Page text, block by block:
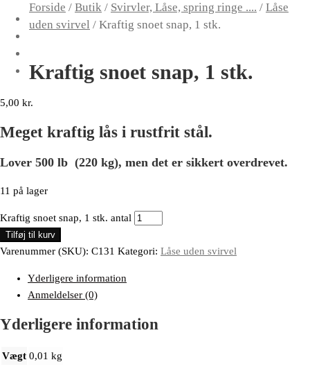
Forside / Butik / Svirvler, Låse, spring ringe .... / Låse
uden svirvel / Kraftig snoet snap, 1 stk.
Kraftig snoet snap, 1 stk.
5,00 kr.
Meget kraftig lås i rustfrit stål.
Lover 500 lb (220 kg), men det er sikkert overdrevet.
11 på lager
Kraftig snoet snap, 1 stk. antal
Tilføj til kurv
Varenummer (SKU): C131 Kategori: Låse uden svirvel
Yderligere information
Anmeldelser (0)
Yderligere information
Vægt 0,01 kg